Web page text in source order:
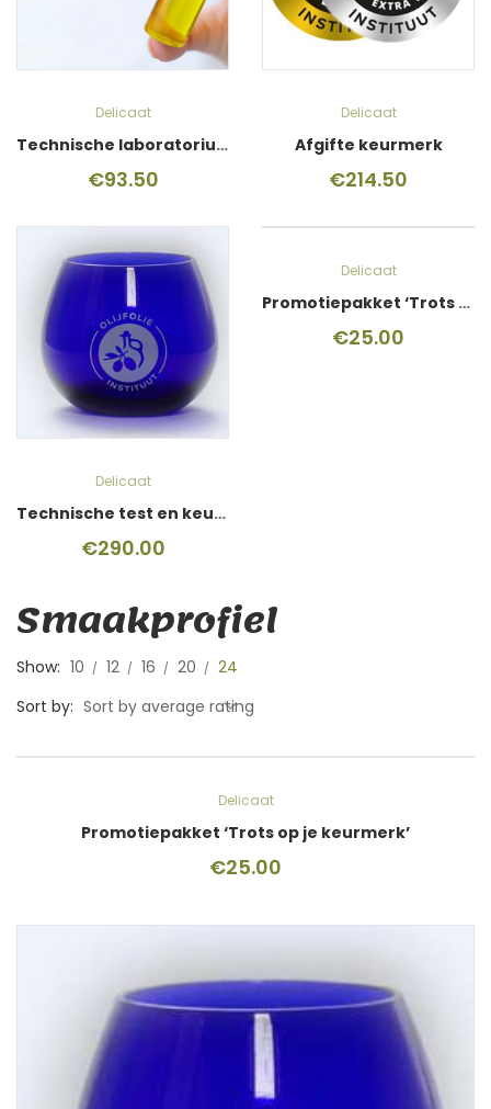
Delicaat
Technische laboratoriumtest
€93.50
Delicaat
Afgifte keurmerk
€214.50
Delicaat
Technische test en keurmerk
€290.00
Delicaat
Promotiepakket ‘Trots op je keurmerk’
€25.00
Smaakprofiel
Show: 10 12 16 20
24
Sort by: Sort by average rating
Delicaat
Promotiepakket ‘Trots op je keurmerk’
€25.00